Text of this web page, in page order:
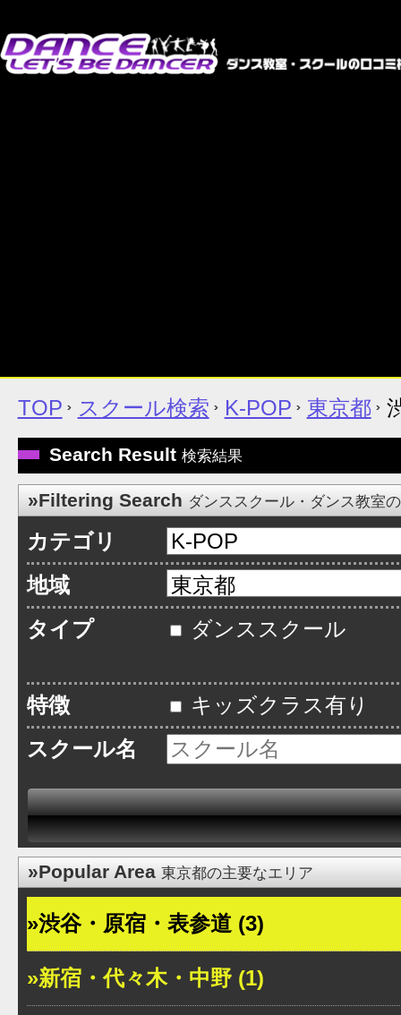
TOP スクール検索 K-POP 東京都
Search Result 検索結果
»Filtering Search ダンススクール・ダンス教室
カテゴリ
地域
タイプ
ダンススクール
特徴
キッズクラス有り
スクール名
»Popular Area東京都の主要なエリア
»渋谷・原宿・表参道 (3)
»新宿・代々木・中野 (1)